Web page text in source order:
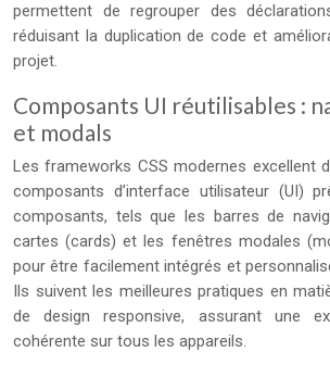
permettent de regrouper des
réduisant la duplication de code et
projet.
Composants UI réutilisables :
et modals
Les frameworks CSS modernes excellent
composants d’interface utilisateur (UI)
composants, tels que les barres de
cartes (cards) et les fenêtres modales
pour être facilement intégrés et
Ils suivent les meilleures pratiques en
de design responsive, assurant une
cohérente sur tous les appareils.